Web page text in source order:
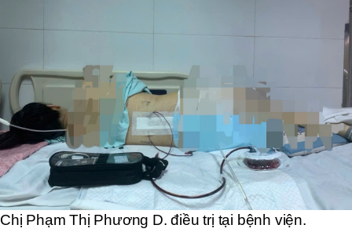
Chị Phạm Thị Phương D. điều trị tại bệnh viện.